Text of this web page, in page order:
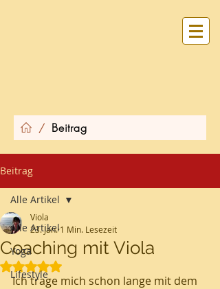
/ Beitrag
Beitrag
Alle Artikel
Yoga
Lifestyle
Alle Artikel
Coaching mit Viola
Viola
23. Jan. 1 Min. Lesezeit
Mit NaN von 5 Sternen bewertet.
Ich trage mich schon lange mit dem